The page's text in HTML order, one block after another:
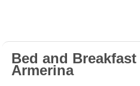
Bed and
Armerina